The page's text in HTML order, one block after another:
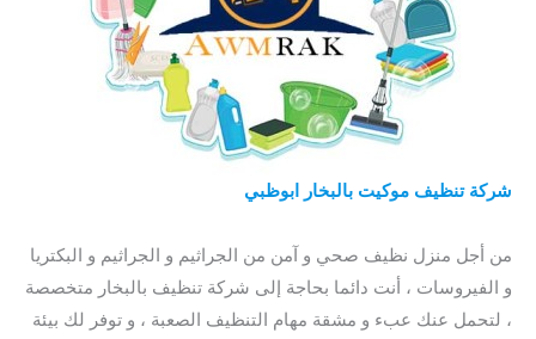
شركة تنظيف موكيت بالبخار ابوظبي
من أجل منزل نظيف صحي و آمن من الجراثيم و الجراثيم و البكتريا
و الفيروسات ، أنت دائما بحاجة إلى شركة تنظيف بالبخار متخصصة
، لتحمل عنك عبء و مشقة مهام التنظيف الصعبة ، و توفر لك بيئة